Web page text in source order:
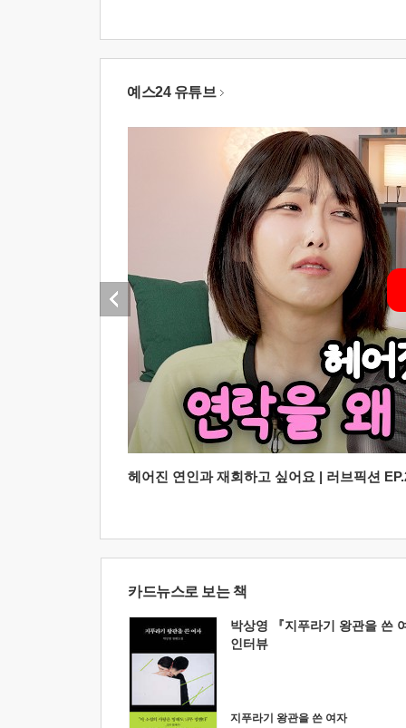
예스24 유튜브
헤어진 연인과 재회하고 싶어요 | 러브픽션
카드뉴스로 보는 책
박상영 『지푸라기 왕관을 쓴
인터뷰
지푸라기 왕관을 쓴 여자